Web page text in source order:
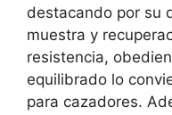
destacando por su
muestra y
resistencia,
equilibrado lo
para cazadores.